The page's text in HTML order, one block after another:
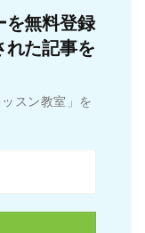
を無料登録
れた記事を
スン教室」を